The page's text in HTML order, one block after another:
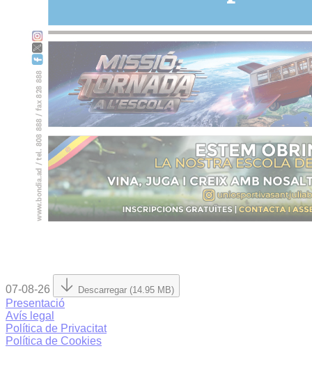
07-08-26 Descarregar (14.95 MB)
Presentació
Avís legal
Política de Privacitat
Política de Cookies